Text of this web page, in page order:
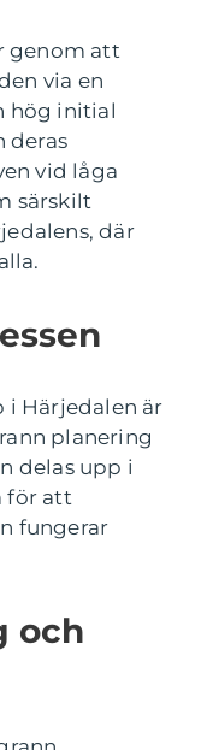
genom att
via en
hög initial
deras
vid låga
särskilt
där
i Härjedalen är
planering
delas upp i
för att
fungerar
och